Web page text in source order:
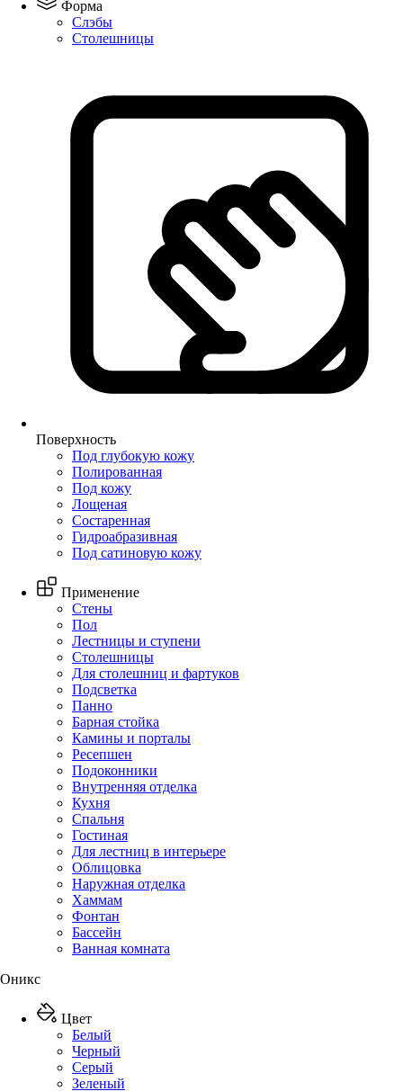
Форма
Слэбы
Столешницы
Поверхность
Под глубокую кожу
Полированная
Под кожу
Лощеная
Состаренная
Гидроабразивная
Под сатиновую кожу
Применение
Стены
Пол
Лестницы и ступени
Столешницы
Для столешниц и фартуков
Подсветка
Панно
Барная стойка
Камины и порталы
Ресепшен
Подоконники
Внутренняя отделка
Кухня
Спальня
Гостиная
Для лестниц в интерьере
Облицовка
Наружная отделка
Хаммам
Фонтан
Бассейн
Ванная комната
Оникс
Цвет
Белый
Черный
Серый
Зеленый